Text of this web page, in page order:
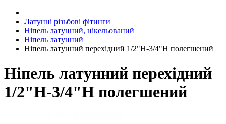
Латунні різьбові фітинги
Ніпель латунний, нікельований
Ніпель латунний
Ніпель латунний перехідний 1/2"Н-3/4"Н полегшений
Ніпель латунний перехідний
1/2"Н-3/4"Н полегшений